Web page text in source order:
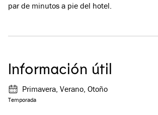
par de minutos a pie del hotel.
Información útil
Temporada
Primavera, Verano, Otoño